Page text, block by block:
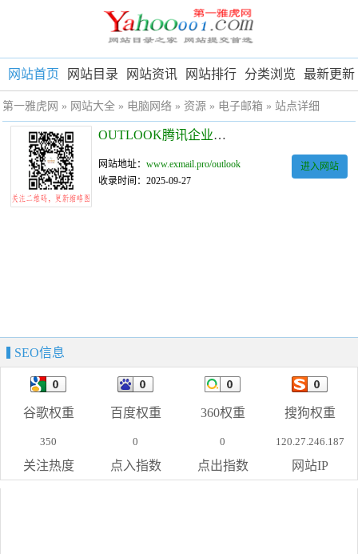
网站首页 网站目录 网站资讯 网站排行 分类浏览 最新更新
第一雅虎网 » 网站大全 » 电脑网络 » 资源 » 电子邮箱 » 站点详细
OUTLOOK腾讯企业邮箱
网站地址：www.exmail.pro/outlook
收录时间：2025-09-27
进入网站
SEO信息
谷歌权重 百度权重 360权重 搜狗权重
350
关注热度
0
点入指数
0
点出指数
120.27.246.187
网站IP